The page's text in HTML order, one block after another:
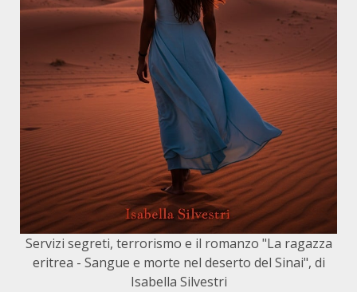
Servizi segreti, terrorismo e il romanzo "La ragazza
eritrea - Sangue e morte nel deserto del Sinai", di
Isabella Silvestri